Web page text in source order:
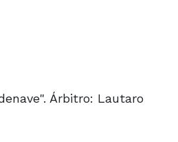
Árbitro: Lautaro